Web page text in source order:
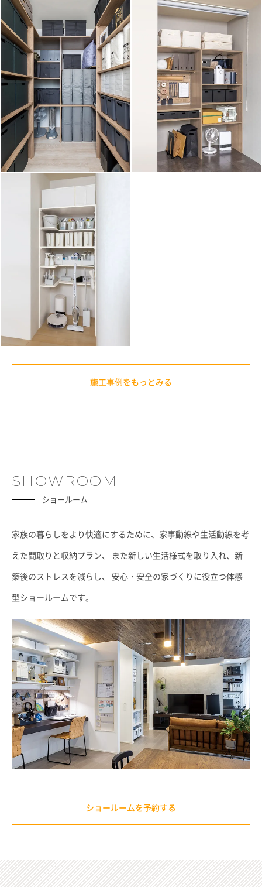
施工事例をもっとみる
SHOWROOM
ショールーム
家族の暮らしをより快適にするために、家事動線や生活動線を考
えた間取りと収納プラン、
また新しい生活様式を取り入れ、新
築後のストレスを減らし、
安心・安全の家づくりに役立つ体感
型ショールームです。
ショールームを予約する